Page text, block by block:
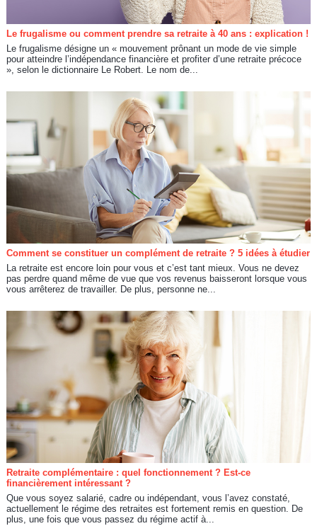
Le frugalisme ou comment prendre sa retraite à 40 ans : explication !
Le frugalisme désigne un « mouvement prônant un mode de vie simple
pour atteindre l’indépendance financière et profiter d’une retraite précoce
», selon le dictionnaire Le Robert. Le nom de...
Comment se constituer un complément de retraite ? 5 idées à étudier
La retraite est encore loin pour vous et c’est tant mieux. Vous ne devez
pas perdre quand même de vue que vos revenus baisseront lorsque vous
vous arrêterez de travailler. De plus, personne ne...
Retraite complémentaire : quel fonctionnement ? Est-ce
financièrement intéressant ?
Que vous soyez salarié, cadre ou indépendant, vous l’avez constaté,
actuellement le régime des retraites est fortement remis en question. De
plus, une fois que vous passez du régime actif à...